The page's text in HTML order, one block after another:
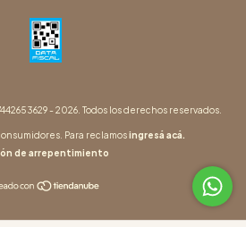
- 2026. Todos los derechos reservados.
Para reclamosingresá acá.
de arrepentimiento